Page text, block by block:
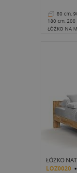
80 cm,
180 cm, 200
cm
28
ŁÓŻKO NA
ŁÓŻKO
LOZ0020